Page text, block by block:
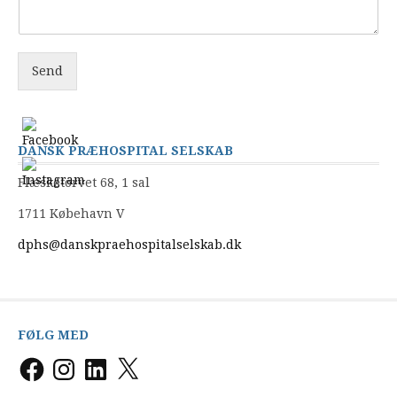
i
Send
DANSK PRÆHOSPITAL SELSKAB
Flæsketorvet 68, 1 sal
1711 Købehavn V
dphs@danskpraehospitalselskab.dk
FØLG MED
FacebookInstagramLinkedIn
X